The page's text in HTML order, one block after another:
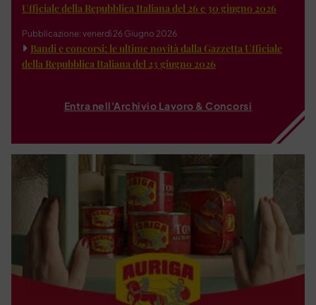
Ufficiale della Repubblica Italiana del 26 e 30 giugno 2026
Pubblicazione: venerdì 26 Giugno 2026
Bandi e concorsi: le ultime novità dalla Gazzetta Ufficiale
della Repubblica Italiana del 23 giugno 2026
Entra nell'Archivio Lavoro & Concorsi